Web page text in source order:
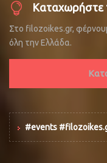
Καταχωρήστε
Στο filozoikes.gr,
όλη την Ελλάδα.
#events